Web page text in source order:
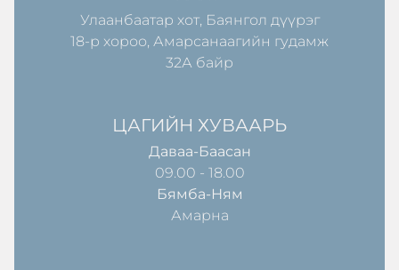
Улаанбаатар хот, Баянгол дүүрэг
18-р хороо, Амарсанаагийн гудамж
32А байр
ЦАГИЙН ХУВААРЬ
Даваа-Баасан
09.00 - 18.00
Бямба-Ням
Амарна